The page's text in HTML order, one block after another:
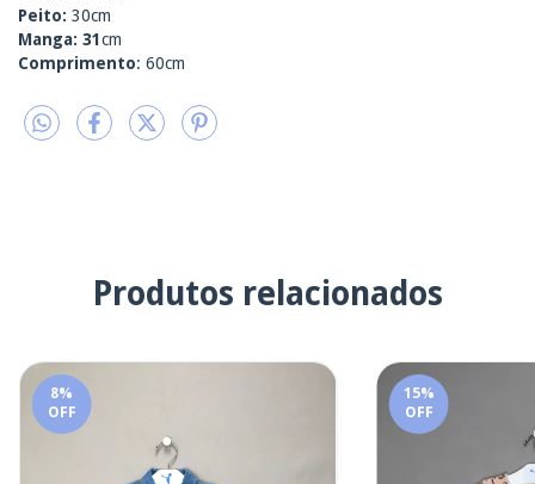
Peito: 30cm
Manga: 31cm
Comprimento: 60cm
Produtos relacionados
8%
OFF
15%
OFF